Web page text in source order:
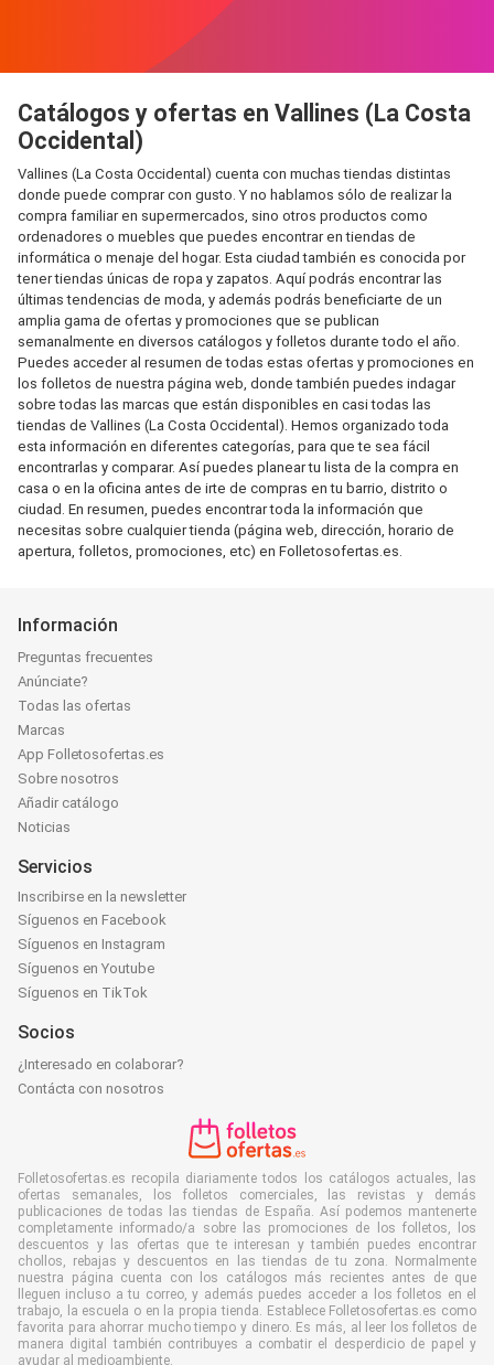
Catálogos y ofertas en Vallines (La Costa
Occidental)
Vallines (La Costa Occidental) cuenta con muchas tiendas distintas
donde puede comprar con gusto. Y no hablamos sólo de realizar la
compra familiar en supermercados, sino otros productos como
ordenadores o muebles que puedes encontrar en tiendas de
informática o menaje del hogar. Esta ciudad también es conocida por
tener tiendas únicas de ropa y zapatos. Aquí podrás encontrar las
últimas tendencias de moda, y además podrás beneficiarte de un
amplia gama de ofertas y promociones que se publican
semanalmente en diversos catálogos y folletos durante todo el año.
Puedes acceder al resumen de todas estas ofertas y promociones en
los folletos de nuestra página web, donde también puedes indagar
sobre todas las marcas que están disponibles en casi todas las
tiendas de Vallines (La Costa Occidental). Hemos organizado toda
esta información en diferentes categorías, para que te sea fácil
encontrarlas y comparar. Así puedes planear tu lista de la compra en
casa o en la oficina antes de irte de compras en tu barrio, distrito o
ciudad. En resumen, puedes encontrar toda la información que
necesitas sobre cualquier tienda (página web, dirección, horario de
apertura, folletos, promociones, etc) en Folletosofertas.es.
Información
Preguntas frecuentes
Anúnciate?
Todas las ofertas
Marcas
App Folletosofertas.es
Sobre nosotros
Añadir catálogo
Noticias
Servicios
Inscribirse en la newsletter
Síguenos en Facebook
Síguenos en Instagram
Síguenos en Youtube
Síguenos en TikTok
Socios
¿Interesado en colaborar?
Contácta con nosotros
Folletosofertas.es recopila diariamente todos los catálogos actuales, las
ofertas semanales, los folletos comerciales, las revistas y demás
publicaciones de todas las tiendas de España. Así podemos mantenerte
completamente informado/a sobre las promociones de los folletos, los
descuentos y las ofertas que te interesan y también puedes encontrar
chollos, rebajas y descuentos en las tiendas de tu zona. Normalmente
nuestra página cuenta con los catálogos más recientes antes de que
lleguen incluso a tu correo, y además puedes acceder a los folletos en el
trabajo, la escuela o en la propia tienda. Establece Folletosofertas.es como
favorita para ahorrar mucho tiempo y dinero. Es más, al leer los folletos de
manera digital también contribuyes a combatir el desperdicio de papel y
ayudar al medioambiente.